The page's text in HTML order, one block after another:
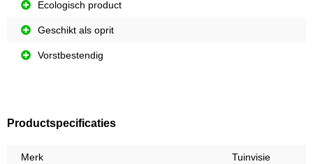
Ecologisch product
Geschikt als oprit
Vorstbestendig
Productspecificaties
Merk Tuinvisie